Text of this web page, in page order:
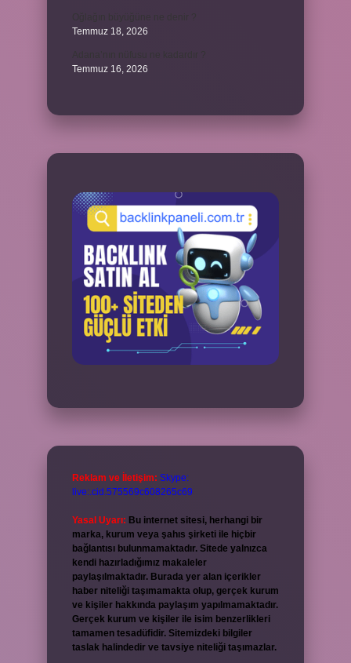
Temmuz 18, 2026
Temmuz 16, 2026
Reklam ve İletişim: Skype:
live:.cid.575569c608265c69
Yasal Uyarı: Bu internet sitesi, herhangi bir
marka, kurum veya şahıs şirketi ile hiçbir
bağlantısı bulunmamaktadır. Sitede yalnızca
kendi hazırladığımız makaleler
paylaşılmaktadır. Burada yer alan içerikler
haber niteliği taşımamakta olup, gerçek kurum
ve kişiler hakkında paylaşım yapılmamaktadır.
Gerçek kurum ve kişiler ile isim benzerlikleri
tamamen tesadüfidir. Sitemizdeki bilgiler
taslak halindedir ve tavsiye niteliği taşımazlar.